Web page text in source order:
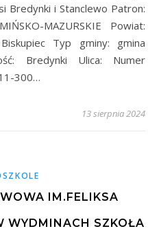
Bredynki i Stanclewo Patron:
MAZURSKIE Powiat:
Typ gminy: gmina
Bredynki Ulica: Numer
300…
13 sierpnia 2024
IM.FELIKSA
WYDMINACH SZKOŁA